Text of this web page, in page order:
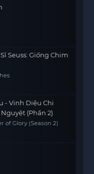
Seuss: Giống Chim
- Vinh Diệu Chi
(Phần 2)
of Glory (Season 2)